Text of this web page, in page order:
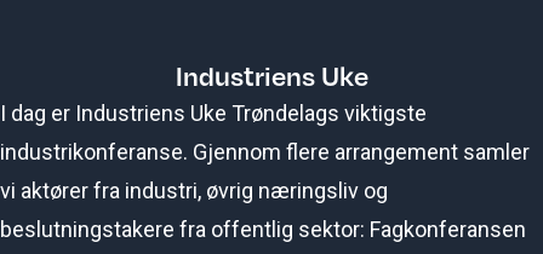
Industriens Uke
I dag er Industriens Uke Trøndelags viktigste
industrikonferanse. Gjennom flere arrangement samler
vi aktører fra industri, øvrig næringsliv og
beslutningstakere fra offentlig sektor: Fagkonferansen